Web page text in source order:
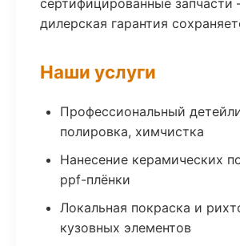
сертифицированные
дилерская гарантия
Наши услуги
Профессиональный
полировка, химчистка
Нанесение керамических
ppf-плёнки
Локальная покраска и
кузовных элементов